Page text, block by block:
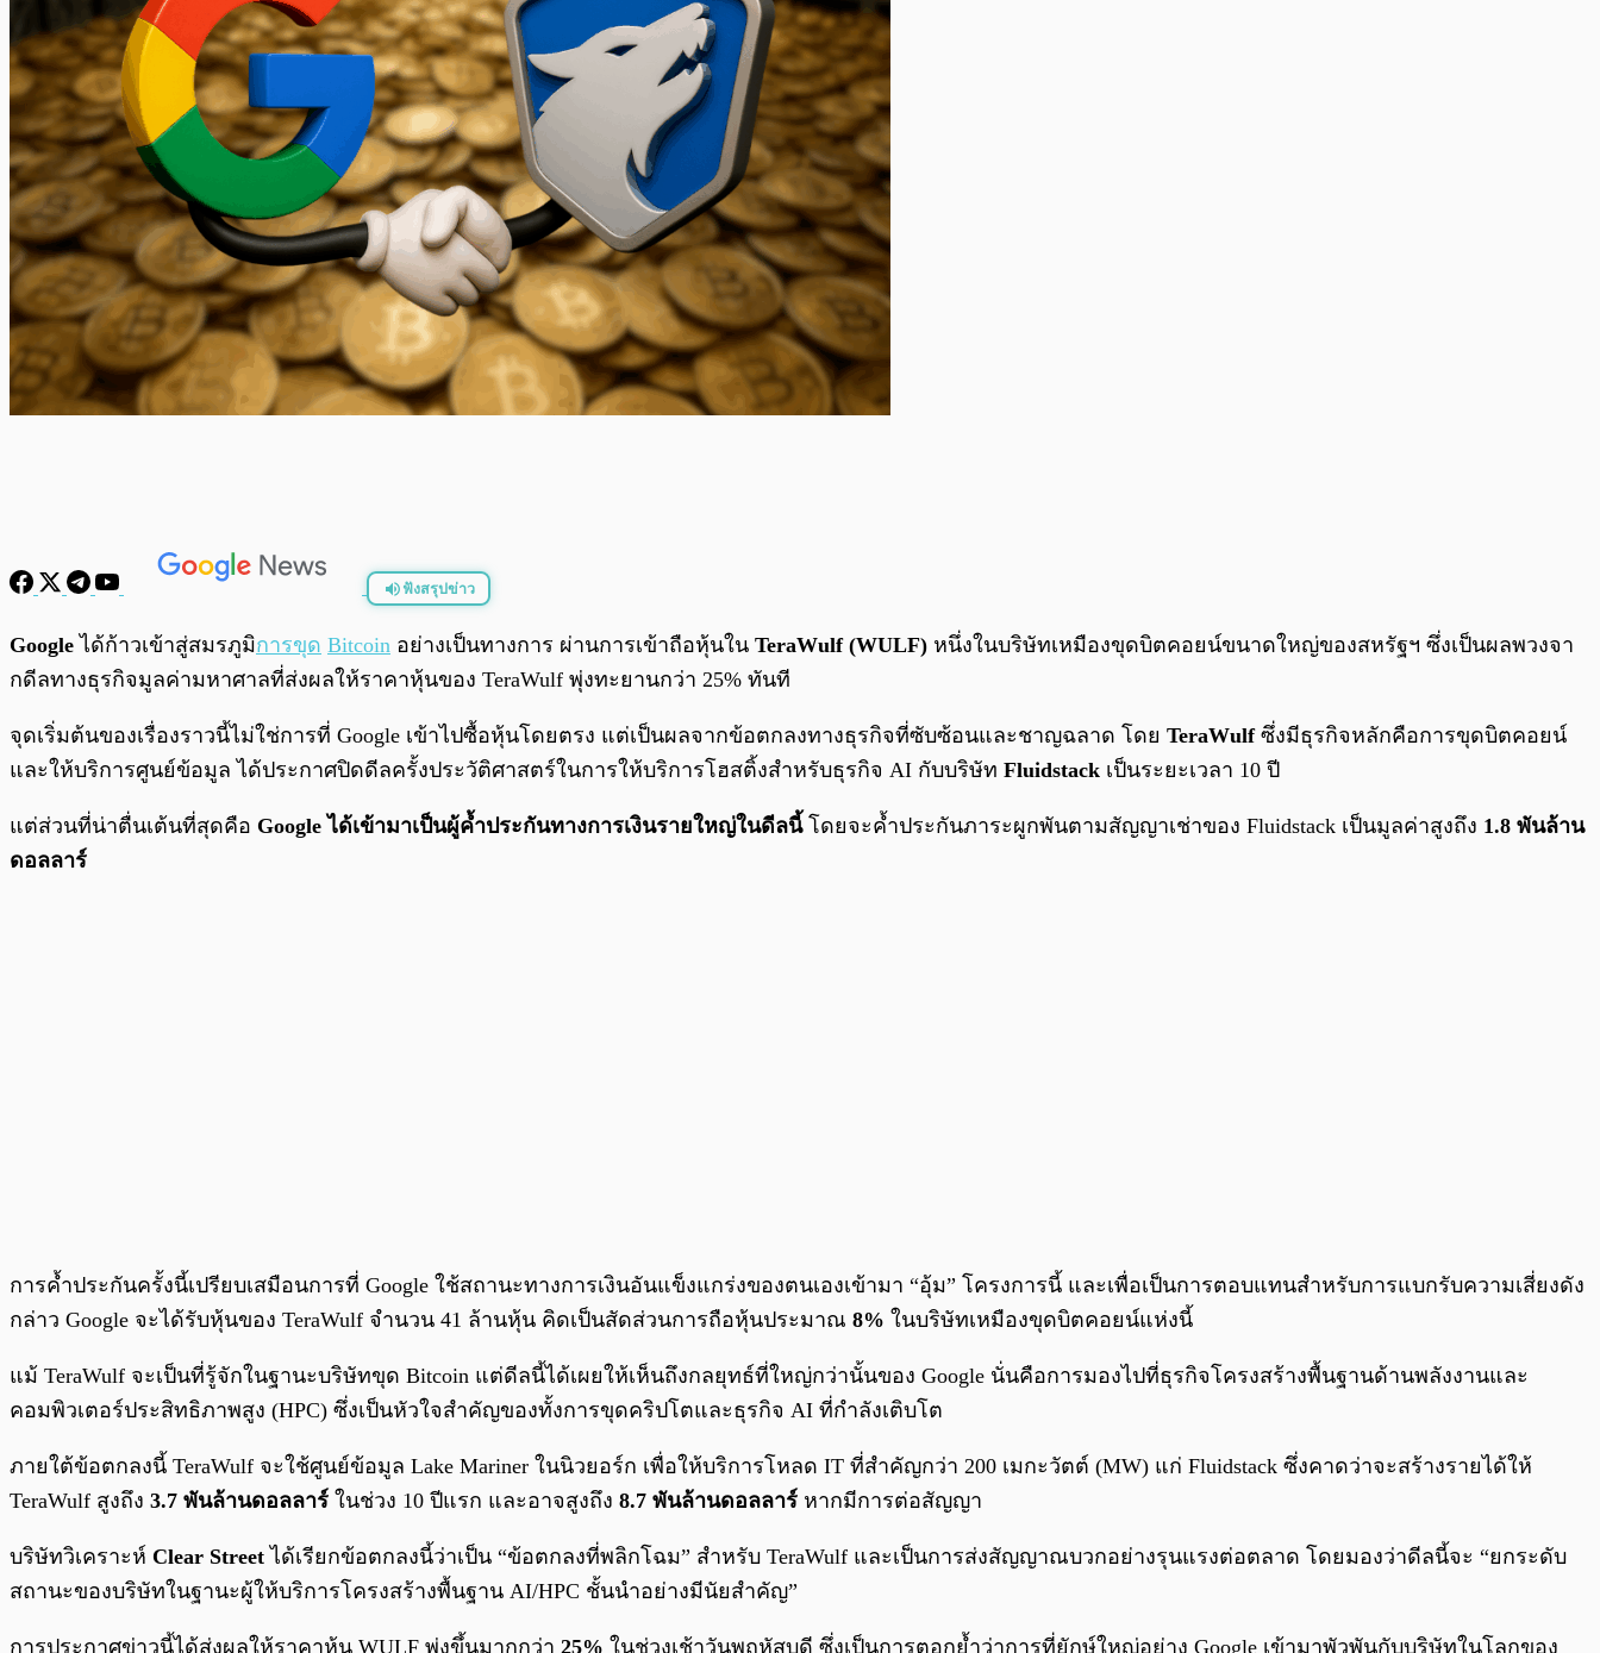
ฟังสรุปข่าว
พร้อมเล่น 0:00 /
Google ได้ก้าวเข้าสู่สมรภูมิการขุด Bitcoin อย่างเป็นทางการ ผ่านการเข้าถือหุ้นใน TeraWulf (WULF) หนึ่งในบริษัทเหมืองขุดบิตคอยน์ขนาดใหญ่ของสหรัฐฯ ซึ่งเป็นผลพวงจา
กดีลทางธุรกิจมูลค่ามหาศาลที่ส่งผลให้ราคาหุ้นของ TeraWulf พุ่งทะยานกว่า 25% ทันที
จุดเริ่มต้นของเรื่องราวนี้ไม่ใช่การที่ Google เข้าไปซื้อหุ้นโดยตรง แต่เป็นผลจากข้อตกลงทางธุรกิจที่ซับซ้อนและชาญฉลาด โดย TeraWulfซึ่งมีธุรกิจหลักคือการขุดบิตคอยน์
และให้บริการศูนย์ข้อมูล ได้ประกาศปิดดีลครั้งประวัติศาสตร์ในการให้บริการโฮสติ้งสำหรับธุรกิจ AI กับบริษัท Fluidstack เป็นระยะเวลา 10 ปี
แต่ส่วนที่น่าตื่นเต้นที่สุดคือ Google ได้เข้ามาเป็นผู้ค้ำประกันทางการเงินรายใหญ่ในดีลนี้โดยจะค้ำประกันภาระผูกพันตามสัญญาเช่าของ Fluidstack เป็นมูลค่าสูงถึง 1.8 พันล้าน
ดอลลาร์
การค้ำประกันครั้งนี้เปรียบเสมือนการที่ Google ใช้สถานะทางการเงินอันแข็งแกร่งของตนเองเข้ามา “อุ้ม” โครงการนี้ และเพื่อเป็นการตอบแทนสำหรับการแบกรับความเสี่ยงดัง
กล่าว Google จะได้รับหุ้นของ TeraWulf จำนวน 41 ล้านหุ้น คิดเป็นสัดส่วนการถือหุ้นประมาณ 8% ในบริษัทเหมืองขุดบิตคอยน์แห่งนี้
แม้ TeraWulf จะเป็นที่รู้จักในฐานะบริษัทขุด Bitcoin แต่ดีลนี้ได้เผยให้เห็นถึงกลยุทธ์ที่ใหญ่กว่านั้นของ Google นั่นคือการมองไปที่ธุรกิจโครงสร้างพื้นฐานด้านพลังงานและ
คอมพิวเตอร์ประสิทธิภาพสูง (HPC) ซึ่งเป็นหัวใจสำคัญของทั้งการขุดคริปโตและธุรกิจ AI ที่กำลังเติบโต
ภายใต้ข้อตกลงนี้ TeraWulf จะใช้ศูนย์ข้อมูล Lake Mariner ในนิวยอร์ก เพื่อให้บริการโหลด IT ที่สำคัญกว่า 200 เมกะวัตต์ (MW) แก่ Fluidstack ซึ่งคาดว่าจะสร้างรายได้ให้
TeraWulf สูงถึง 3.7 พันล้านดอลลาร์ ในช่วง 10 ปีแรก และอาจสูงถึง 8.7 พันล้านดอลลาร์ หากมีการต่อสัญญา
บริษัทวิเคราะห์ Clear Street ได้เรียกข้อตกลงนี้ว่าเป็น “ข้อตกลงที่พลิกโฉม” สำหรับ TeraWulf และเป็นการส่งสัญญาณบวกอย่างรุนแรงต่อตลาด โดยมองว่าดีลนี้จะ “ยกระดับ
สถานะของบริษัทในฐานะผู้ให้บริการโครงสร้างพื้นฐาน AI/HPC ชั้นนำอย่างมีนัยสำคัญ”
การประกาศข่าวนี้ได้ส่งผลให้ราคาหุ้น WULF พุ่งขึ้นมากกว่า 25% ในช่วงเช้าวันพฤหัสบดี ซึ่งเป็นการตอกย้ำว่าการที่ยักษ์ใหญ่อย่าง Google เข้ามาพัวพันกับบริษัทในโลกของ